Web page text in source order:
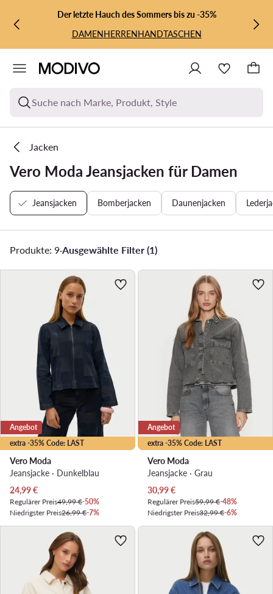
ZUM HAUPTINHALT SPRINGEN
ZUR SUCHEDer letzte Hauch des Sommers bis zu -35%
DAMENHERRENHANDTASCHEN
Suche nach Marke, Produkt, Style
Jacken
Vero Moda Jeansjacken für Damen
Jeansjacken Bomberjacken Daunenjacken
Produkte: 9·Ausgewählte Filter (1)
extra -35% Code: LAST
Angebot
Vero Moda
Jeansjacke · Dunkelblau
Aktueller Preis
24,99€
Regulärer Preis49,99 €-50%
Niedrigster Preis26,99 €-7%
extra -35% Code: LAST
Angebot
Vero Moda
Jeansjacke · Grau
Aktueller Preis
30,99€
Regulärer Preis59,99 €-48%
Niedrigster Preis32,99 €-6%